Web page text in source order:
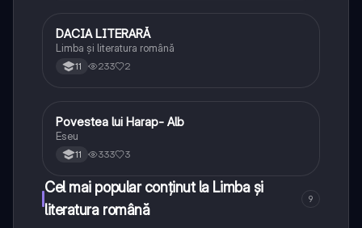
Limba și literatura română
DACIA LITERARĂ
Limba și literatura română
11 233 2
Limba și literatura română
Povestea lui Harap- Alb
Eseu
11 333 3
Cel mai popular conținut la Limba și
literatura română
9